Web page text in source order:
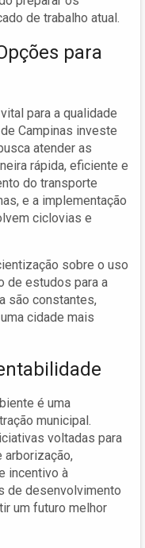
de trabalho atual.
para
para a qualidade
Campinas investe
atender as
rápida, eficiente e
do transporte
e a implementação
ciclovias e
sobre o uso
de estudos para a
são constantes,
cidade mais
é uma
municipal.
voltadas para
arborização,
incentivo à
de desenvolvimento
um futuro melhor